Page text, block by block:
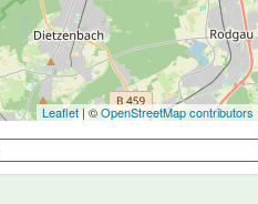
Leaflet | ©OpenStreetMap contributors